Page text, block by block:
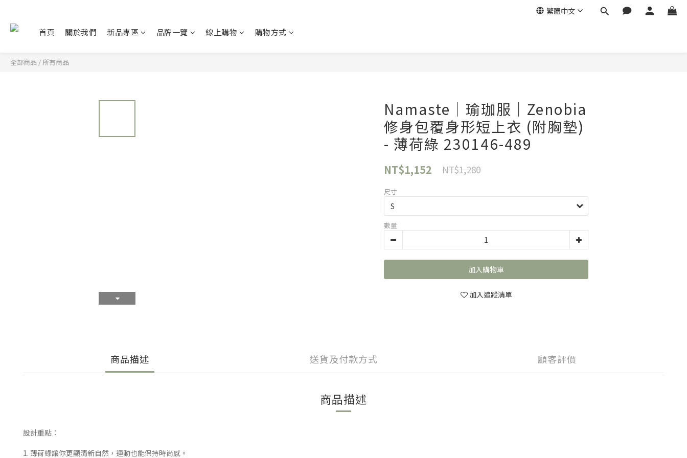
繁體中文
首頁 關於我們 新品專區 品牌一覽 線上購物 購物方式
全部商品 / 所有商品
Namaste｜瑜珈服｜Zenobia
修身包覆身形短上衣 (附胸墊)
- 薄荷綠 230146-489
NT$1,152 NT$1,280
尺寸
數量
加入購物車
加入追蹤清單
商品描述 送貨及付款方式 顧客評價
商品描述
設計重點：
1. 薄荷綠讓你更顯清新自然，運動也能保持時尚感。